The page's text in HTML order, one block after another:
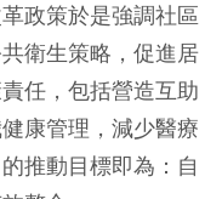
政策於是強調社區
衛生策略，促進居
任，包括營造互助
康管理，減少醫療
推動目標即為：自